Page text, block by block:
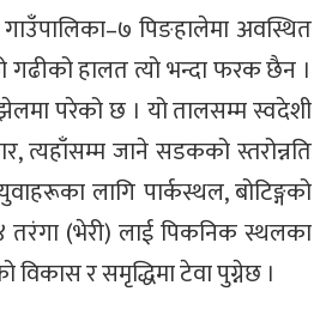
पिङहालेमा अवस्थित
हालत त्यो भन्दा फरक छैन ।
परेको छ । यो तालसम्म स्वदेशी
त्यहाँसम्म जाने सडकको स्तरोन्नति
लागि पार्कस्थल, बोटिङ्गको
तरंगा (भेरी) लाई पिकनिक स्थलका
र समृद्धिमा टेवा पुग्नेछ ।